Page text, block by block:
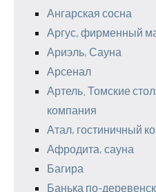
Ангарская сосна
Аргус, фирменный
Ариэль, Сауна
Арсенал
Артель. Томские
компания
Атал, гостиничный
Афродита, сауна
Багира
Банька по-